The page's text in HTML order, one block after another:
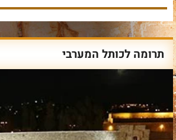
תרומה לכותל המערבי